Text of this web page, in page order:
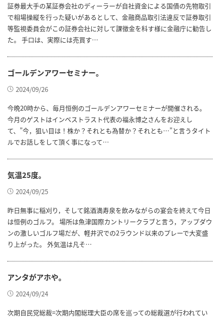
証券最大手の某証券会社のディーラーが自社資金による国債の先物取引
で相場操縦を行った疑いがあるとして、金融商品取引法違反で証券取引
等監視委員会がこの証券会社に対して課徴金を科す様に金融庁に勧告し
た。 手口は、実際には売買す…
ゴールデンアワーセミナー。
2024/09/26
今晩20時から、毎月恒例のゴールデンアワーセミナーが開催される。
今月のゲストはインベストラスト代表の福永博之さんをお迎えし
て、”今，狙い目は！株か？それとも為替か？それとも…”と言うタイト
ルでお話しをして頂く事になって…
気温25度。
2024/09/25
昨日無事に稲刈り，そして銘酒満寿泉を飲みながらの宴会を終えて今日
は恒例のゴルフ。 場所は魚津国際カントリークラブと言う，アップダウ
ンの激しいゴルフ場だが、軽井沢での2ラウンド以来のプレーで大変盛
り上がった。 外気温は凡そ…
アンタがアホや。
2024/09/24
次期自民党総裁=次期内閣総理大臣の席を巡っての総裁選が行われてい